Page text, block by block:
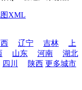
XML
辽宁 吉林
上
山东 河南
湖北
四川 陕西 更多城市